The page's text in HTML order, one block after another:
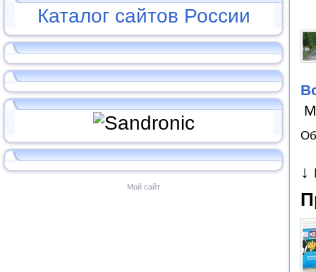
Каталог сайтов России
Мой сайт